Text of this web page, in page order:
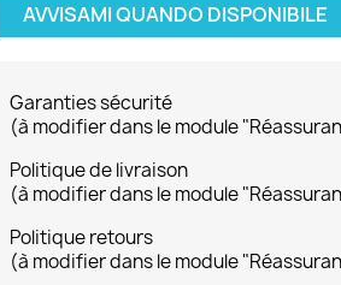
AVVISAMI QUANDO DISPONIBILE
Garanties sécurité
(à modifier dans le module
Politique de livraison
(à modifier dans le module
Politique retours
(à modifier dans le module